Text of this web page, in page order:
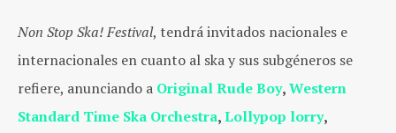
Non Stop Ska! Festival, tendrá invitados nacionales e
internacionales en cuanto al ska y sus subgéneros se
refiere, anunciando a Original Rude Boy,Western
Standard Time Ska Orchestra,Lollypop lorry,